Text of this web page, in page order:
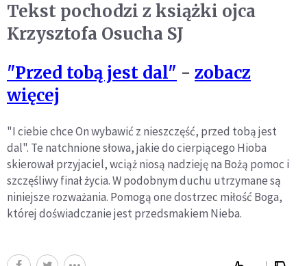
Tekst pochodzi z książki ojca
Krzysztofa Osucha SJ
"Przed tobą jest dal" - zobacz
więcej
"I ciebie chce On wybawić z nieszczęść, przed tobą jest
dal". Te natchnione słowa, jakie do cierpiącego Hioba
skierował przyjaciel, wciąż niosą nadzieję na Bożą pomoc i
szczęśliwy finał życia. W podobnym duchu utrzymane są
niniejsze rozważania. Pomogą one dostrzec miłość Boga,
której doświadczanie jest przedsmakiem Nieba.